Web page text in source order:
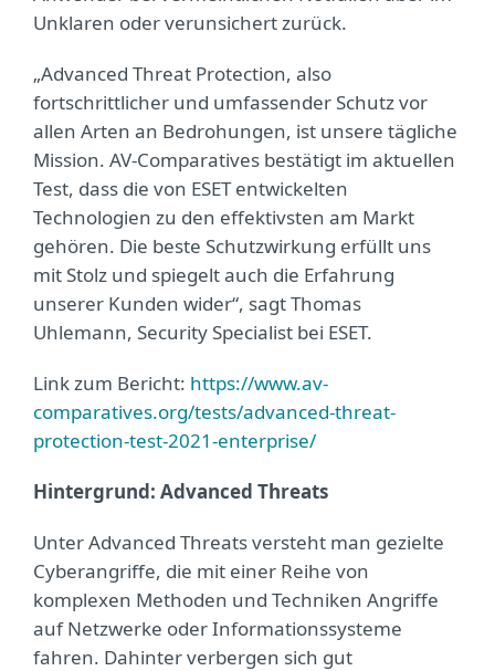
Unklaren oder verunsichert zurück.
„Advanced Threat Protection, also
fortschrittlicher und umfassender Schutz vor
allen Arten an Bedrohungen, ist unsere tägliche
Mission. AV-Comparatives bestätigt im aktuellen
Test, dass die von ESET entwickelten
Technologien zu den effektivsten am Markt
gehören. Die beste Schutzwirkung erfüllt uns
mit Stolz und spiegelt auch die Erfahrung
unserer Kunden wider“, sagt Thomas
Uhlemann, Security Specialist bei ESET.
Link zum Bericht: https://www.av-
comparatives.org/tests/advanced-threat-
protection-test-2021-enterprise/
Hintergrund: Advanced Threats
Unter Advanced Threats versteht man gezielte
Cyberangriffe, die mit einer Reihe von
komplexen Methoden und Techniken Angriffe
auf Netzwerke oder Informationssysteme
fahren. Dahinter verbergen sich gut